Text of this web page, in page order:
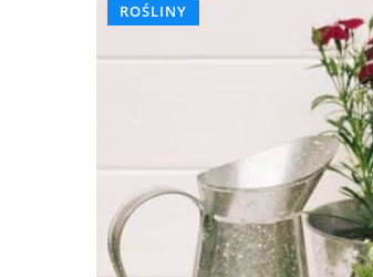
ROŚLINY